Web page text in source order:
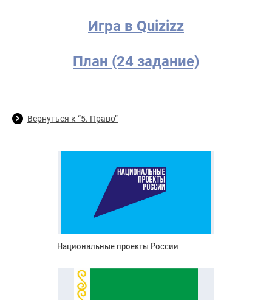
Игра в Quizizz
План (24 задание)
Вернуться к “5. Право”
Национальные проекты России